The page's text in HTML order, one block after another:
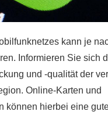
kann je
Informieren Sie sich
und -qualität der
Online-Karten und
können hierbei eine